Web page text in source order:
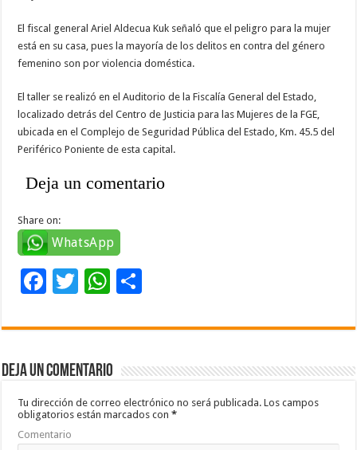
El fiscal general Ariel Aldecua Kuk señaló que el peligro para la mujer
está en su casa, pues la mayoría de los delitos en contra del género
femenino son por violencia doméstica.
El taller se realizó en el Auditorio de la Fiscalía General del Estado,
localizado detrás del Centro de Justicia para las Mujeres de la FGE,
ubicada en el Complejo de Seguridad Pública del Estado, Km. 45.5 del
Periférico Poniente de esta capital.
Deja un comentario
Share on:
WhatsApp
F
e
b
o
o
k
T
tt
er
W
at
sA
p
p
m
ar
ti
Deja un comentario
Tu dirección de correo electrónico no será publicada. Los campos
obligatorios están marcados con*
Comentario